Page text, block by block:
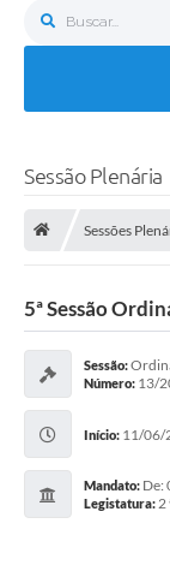
Buscar...
Sessão Plenária
Sessões
5ª Sessão
Sessão:
Número: 13/
Início: 11/06/
Mandato: De:
Legistatura:2